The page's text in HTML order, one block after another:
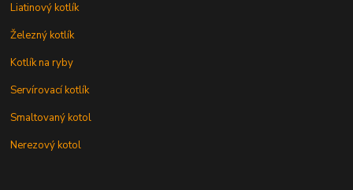
Liatinový kotlík
Železný kotlík
Kotlík na ryby
Servírovací kotlík
Smaltovaný kotol
Nerezový kotol